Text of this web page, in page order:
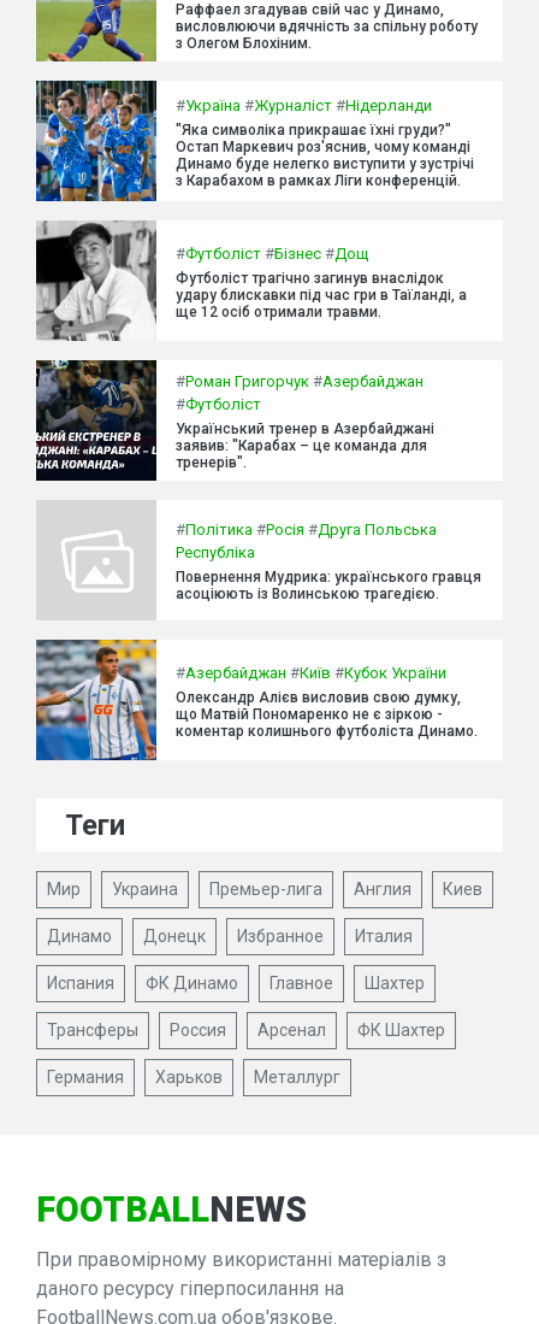
Раффаел згадував свій час у Динамо,
висловлюючи вдячність за спільну роботу
з Олегом Блохіним.
#Україна #Журналіст #Нідерланди
"Яка символіка прикрашає їхні груди?"
Остап Маркевич роз'яснив, чому команді
Динамо буде нелегко виступити у зустрічі
з Карабахом в рамках Ліги конференцій.
#Футболіст #Бізнес #Дощ
Футболіст трагічно загинув внаслідок
удару блискавки під час гри в Таїланді, а
ще 12 осіб отримали травми.
#Роман Григорчук #Азербайджан
#Футболіст
Український тренер в Азербайджані
заявив: "Карабах – це команда для
тренерів".
#Політика #Росія #Друга Польська
Республіка
Повернення Мудрика: українського гравця
асоціюють із Волинською трагедією.
#Азербайджан #Київ #Кубок України
Олександр Алієв висловив свою думку,
що Матвій Пономаренко не є зіркою -
коментар колишнього футболіста Динамо.
Теги
Мир Украина Премьер-лига Англия Киев
Динамо Донецк Избранное Италия
Испания ФК Динамо Главное Шахтер
Трансферы Россия Арсенал ФК Шахтер
Германия Харьков Металлург
FOOTBALLNEWS
При правомірному використанні матеріалів з
даного ресурсу гіперпосилання на
FootballNews.com.ua обов'язкове.